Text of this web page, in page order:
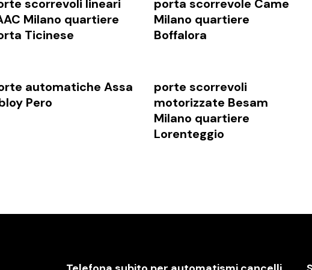
scorrevoli lineari
Milano quartiere
Ticinese
porta scorrevole Came
Milano quartiere
Boffalora
automatiche Assa
Pero
porte scorrevoli
motorizzate Besam
Milano quartiere
Lorenteggio